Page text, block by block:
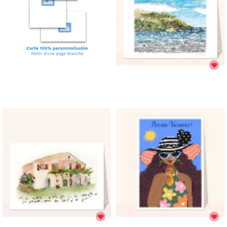
Nous imprimons & postons votre carte;
Elle arrive chez vous ou chez vos destinataires.